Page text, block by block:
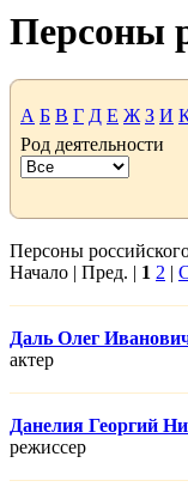
Персоны
А Б В Г Д Е Ж З И
Род деятельности
Персоны
Начало | Пред. | 1 2 |
Даль Олег
актер
Данелия Георгий
режисcер